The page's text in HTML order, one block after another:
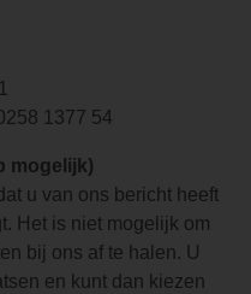
1377 54
mogelijk)
u van ons bericht heeft
Het is niet mogelijk om
bij ons af te halen. U
en kunt dan kiezen